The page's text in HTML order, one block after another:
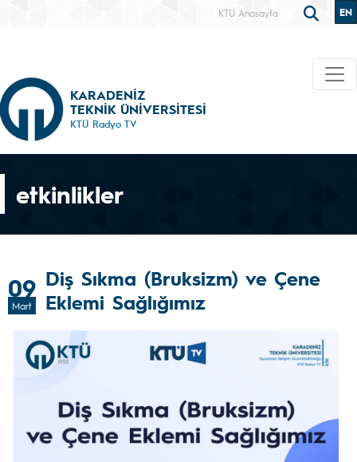
KTÜ Anasayfa EN
KARADENİZ
TEKNİK ÜNİVERSİTESİ
KTÜ Radyo TV
etkinlikler
09
Mart
Diş Sıkma (Bruksizm) ve Çene
Eklemi Sağlığımız